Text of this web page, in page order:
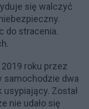
się walczyć
do stracenia.
2019 roku przez
samochodzie dwa
usypiający. Został
nie udało się